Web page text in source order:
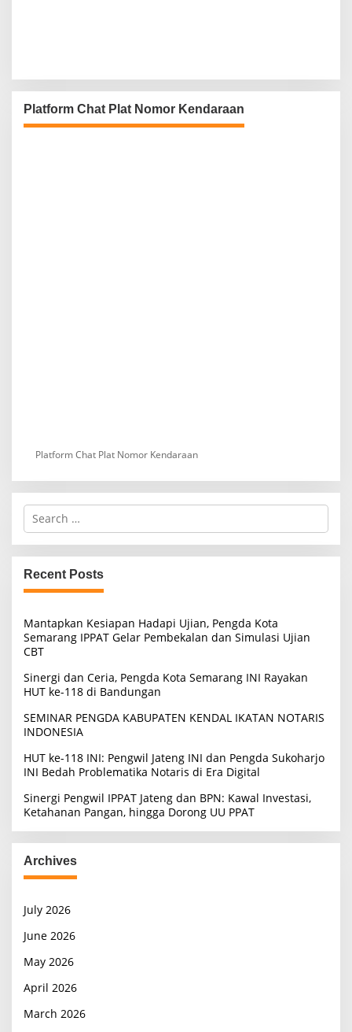
Platform Chat Plat Nomor Kendaraan
Platform Chat Plat Nomor Kendaraan
S
r
c
h
f
r
:
Recent Posts
Mantapkan Kesiapan Hadapi Ujian, Pengda Kota
Semarang IPPAT Gelar Pembekalan dan Simulasi Ujian
CBT
Sinergi dan Ceria, Pengda Kota Semarang INI Rayakan
HUT ke-118 di Bandungan
SEMINAR PENGDA KABUPATEN KENDAL IKATAN NOTARIS
INDONESIA
HUT ke-118 INI: Pengwil Jateng INI dan Pengda Sukoharjo
INI Bedah Problematika Notaris di Era Digital
Sinergi Pengwil IPPAT Jateng dan BPN: Kawal Investasi,
Ketahanan Pangan, hingga Dorong UU PPAT
Archives
July 2026
June 2026
May 2026
April 2026
March 2026